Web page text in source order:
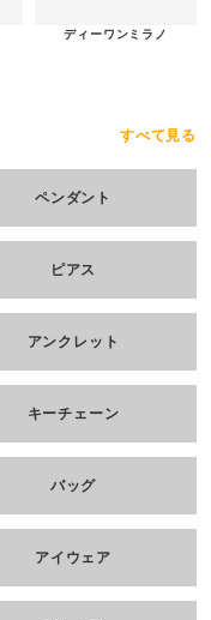
ディーワンミラノ
すべて見る
ペンダント
ピアス
アンクレット
キーチェーン
バッグ
アイウェア